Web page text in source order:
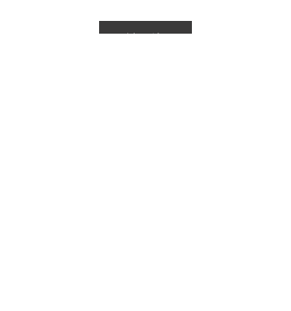
再読み込み